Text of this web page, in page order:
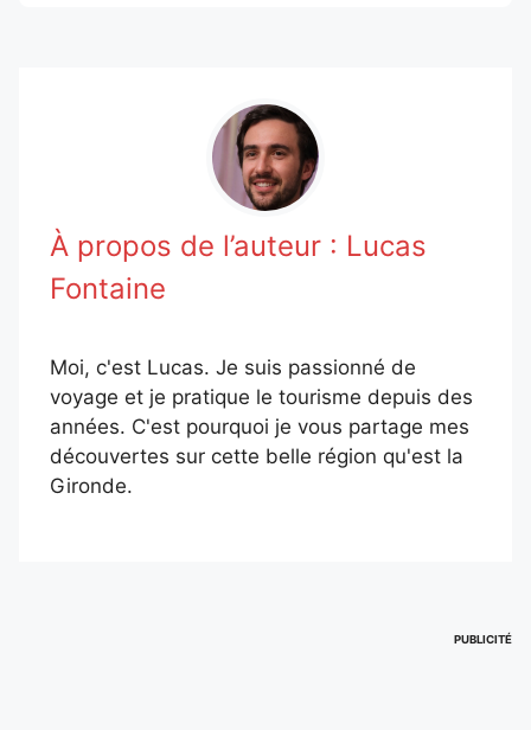
À propos de l’auteur : Lucas
Fontaine
Moi, c'est Lucas. Je suis passionné de
voyage et je pratique le tourisme depuis des
années. C'est pourquoi je vous partage mes
découvertes sur cette belle région qu'est la
Gironde.
PUBLICITÉ